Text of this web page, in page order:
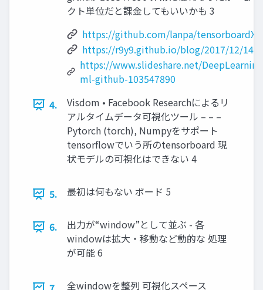
クト単位だと課金してもいいかも 3
https://github.com/lanpa/tensorboardX
https://r9y9.github.io/blog/2017/12/14/
https://www.slideshare.net/
ml-github-103547890
4.
Visdom • Facebook Researchによるリ
アルタイムデータ可視化ツール – – –
Pytorch (torch), Numpyをサポート
tensorflowでいう所のtensorboard 現
状モデルの可視化はできない 4
5. 最初は何もない ボード 5
6.
出力が“window”として並ぶ - 各
windowは拡大・移動など動的な 処理
が可能 6
全windowを整列 可視化スペース